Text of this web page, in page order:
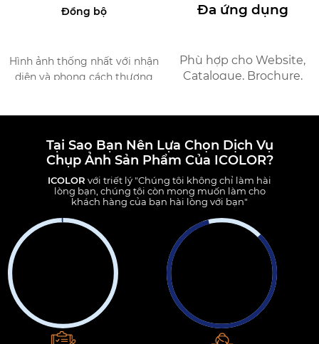
Đồng bộ
Hình ảnh thống nhất với nhận
diện và phong cách thương
Đa ứng dụng
Phù hợp cho Website,
Catalogue, Brochure,
Tại Sao Bạn Nên Lựa Chọn Dịch Vụ
Chụp Ảnh Sản Phẩm Của ICOLOR?
ICOLOR với triết lý "Chúng tôi không chỉ làm hài
lòng bạn, chúng tôi còn mong muốn làm cho
khách hàng của bạn hài lòng với bạn"